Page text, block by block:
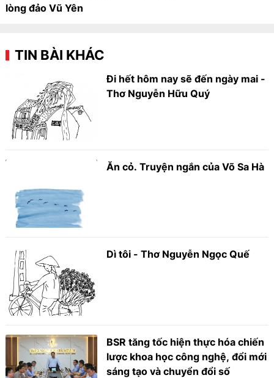
lòng đảo Vũ Yên
TIN BÀI KHÁC
Đi hết hôm nay sẽ đến ngày mai -
Thơ Nguyễn Hữu Quý
Ăn cỏ. Truyện ngắn của Võ Sa Hà
Dì tôi - Thơ Nguyễn Ngọc Quế
BSR tăng tốc hiện thực hóa chiến
lược khoa học công nghệ, đổi mới
sáng tạo và chuyển đổi số